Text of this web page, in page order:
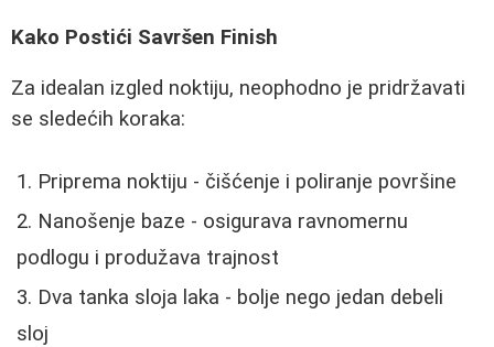
Kako Postići Savršen Finish
Za idealan izgled noktiju, neophodno je pridržavati
se sledećih koraka:
Priprema noktiju - čišćenje i poliranje površine
Nanošenje baze - osigurava ravnomernu
podlogu i produžava trajnost
Dva tanka sloja laka - bolje nego jedan debeli
sloj